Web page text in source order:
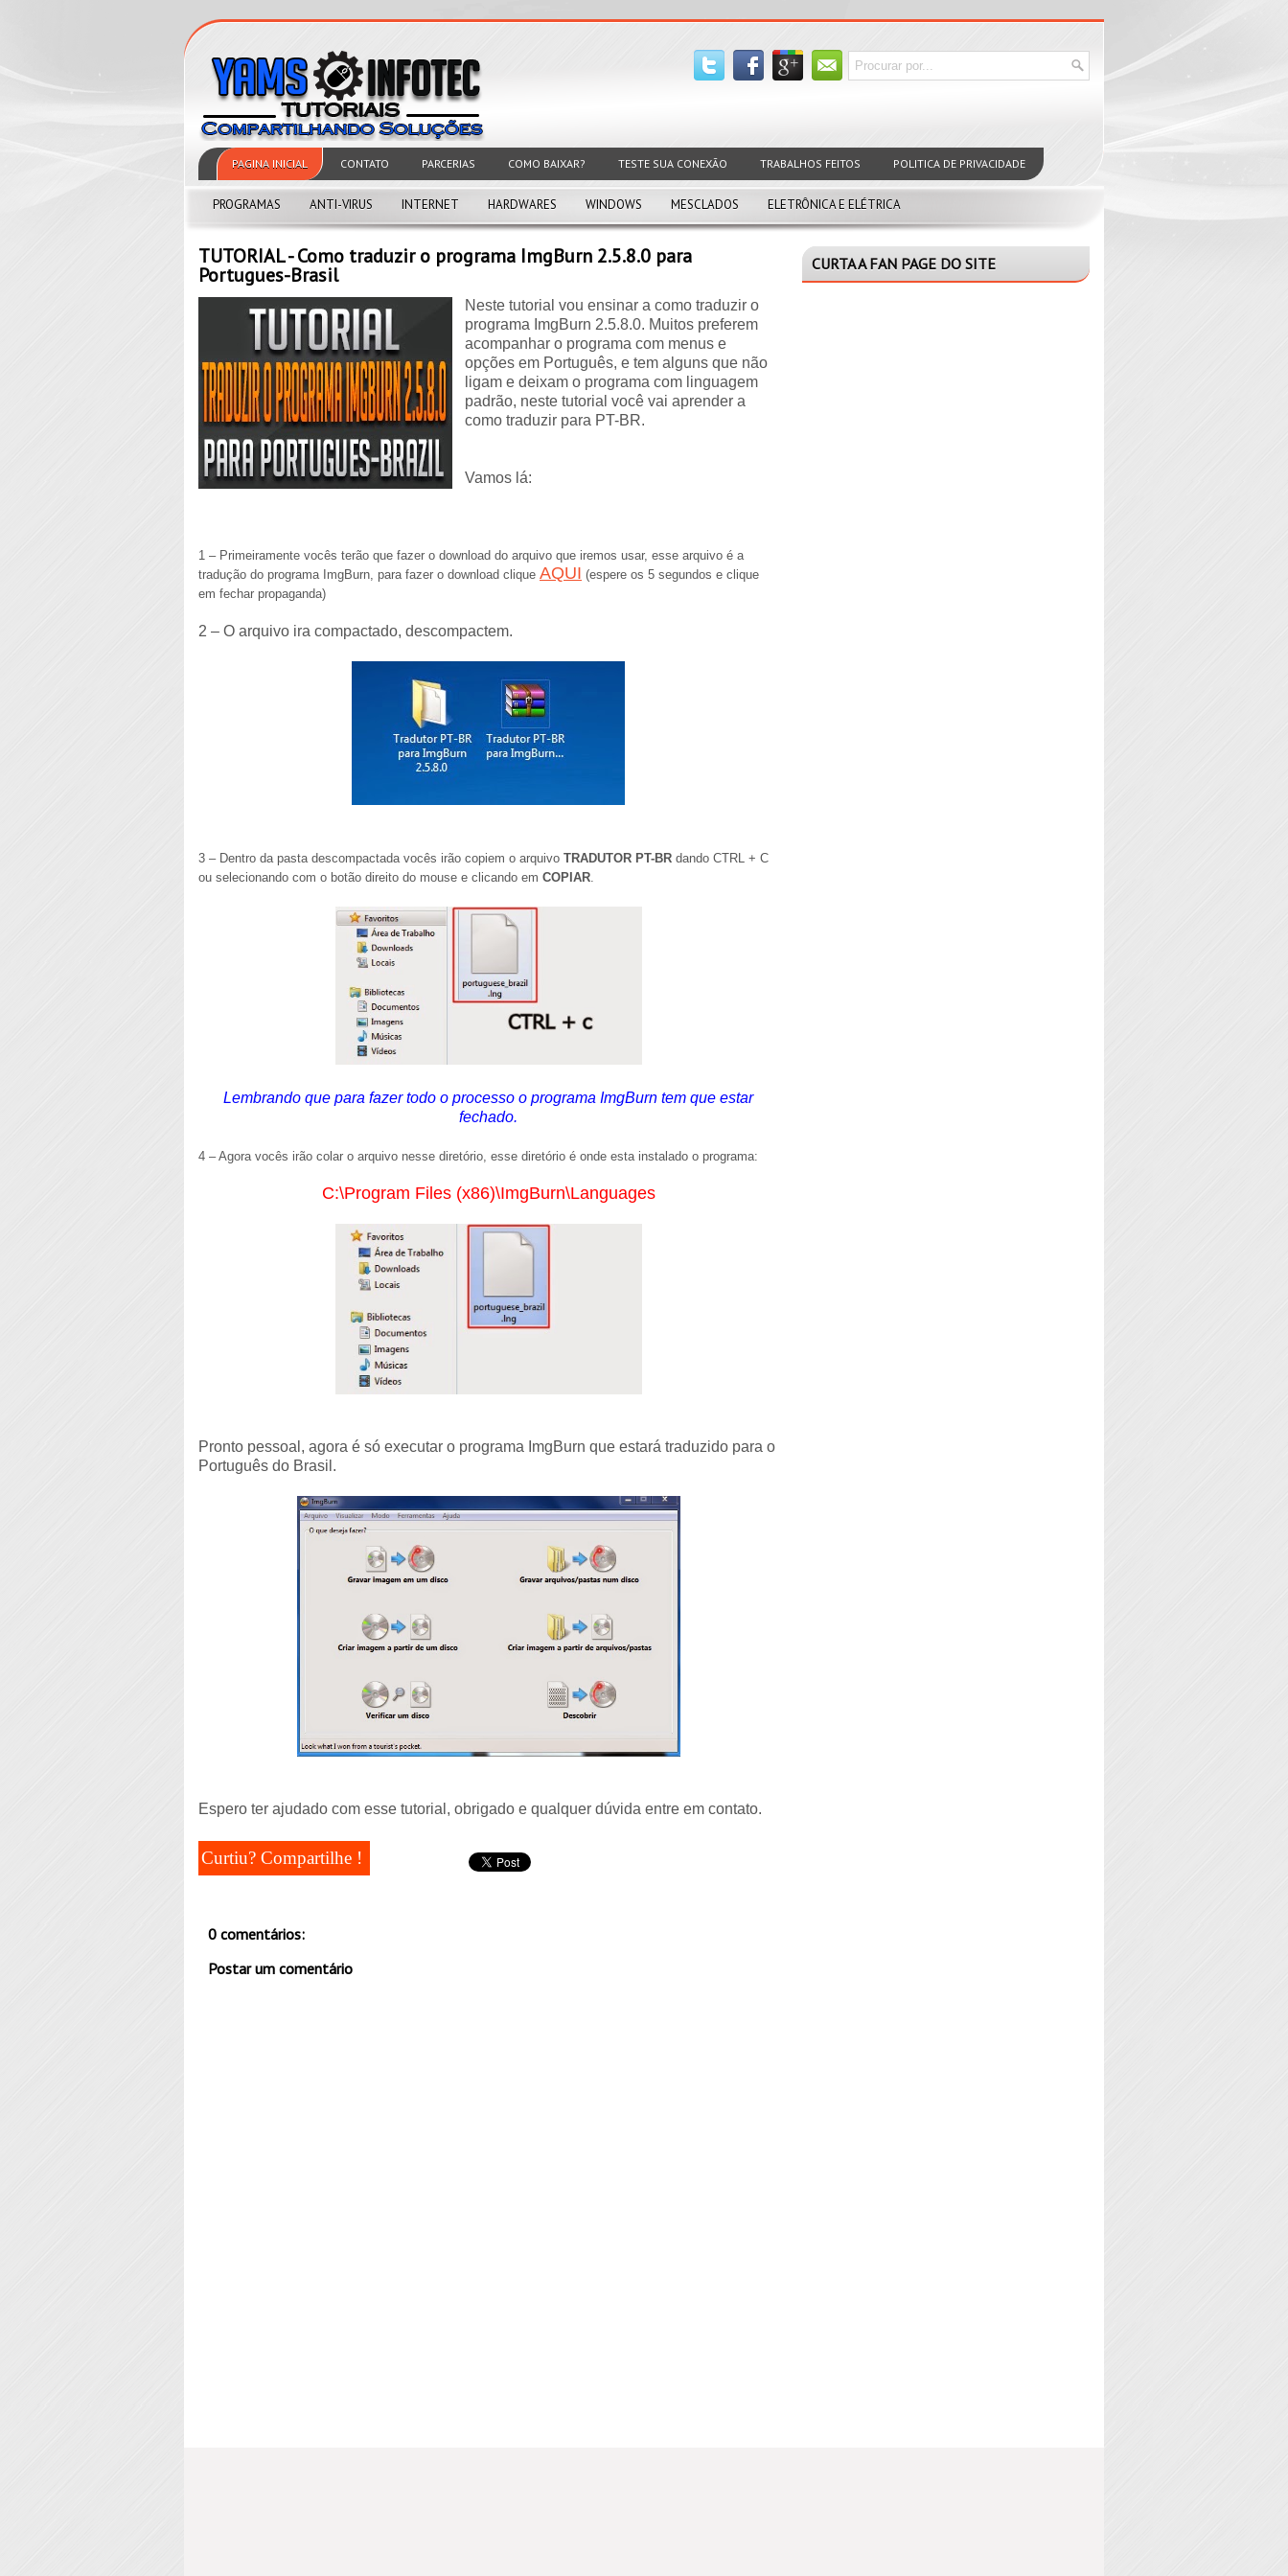
PAGINA INICIAL CONTATO PARCERIAS COMO BAIXAR? TESTE SUA CONEXÃO TRABALHOS FEITOS POLITICA DE PRIVACIDADE
PROGRAMAS ANTI-VIRUS INTERNET HARDWARES WINDOWS MESCLADOS ELETRÔNICA E ELÉTRICA
TUTORIAL - Como traduzir o programa ImgBurn 2.5.8.0 para
Portugues-Brasil
Neste tutorial vou ensinar a como traduzir o
programa ImgBurn 2.5.8.0. Muitos preferem
acompanhar o programa com menus e
opções em Português, e tem alguns que não
ligam e deixam o programa com linguagem
padrão, neste tutorial você vai aprender a
como traduzir para PT-BR.
Vamos lá:
1 – Primeiramente vocês terão que fazer o download do arquivo que iremos usar, esse arquivo é a
tradução do programa ImgBurn, para fazer o download clique AQUI (espere os 5 segundos e clique
em fechar propaganda)
2 – O arquivo ira compactado, descompactem.
3 – Dentro da pasta descompactada vocês irão copiem o arquivo TRADUTOR PT-BR dando CTRL + C
ou selecionando com o botão direito do mouse e clicando em COPIAR.
Lembrando que para fazer todo o processo o programa ImgBurn tem que estar
fechado.
4 – Agora vocês irão colar o arquivo nesse diretório, esse diretório é onde esta instalado o programa:
C:\Program Files (x86)\ImgBurn\Languages
Pronto pessoal, agora é só executar o programa ImgBurn que estará traduzido para o
Português do Brasil.
Espero ter ajudado com esse tutorial, obrigado e qualquer dúvida entre em contato.
Curtiu? Compartilhe !
0 comentários:
Postar um comentário
CURTA A FAN PAGE DO SITE